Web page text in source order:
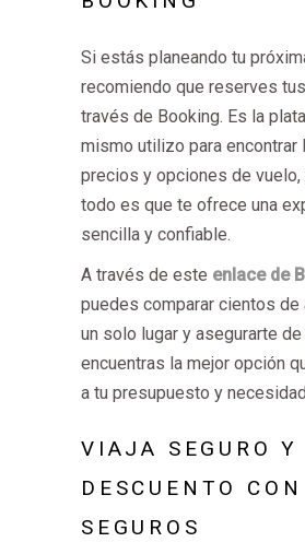
Si estás planeando tu
recomiendo que reserves
través de Booking. Es la
mismo utilizo para encontrar
precios y opciones de vuelo,
todo es que te ofrece una
sencilla y confiable.
A través de este enlace de
puedes comparar cientos de
un solo lugar y asegurarte de
encuentras la mejor opción
a tu presupuesto y
VIAJA SEGURO Y
DESCUENTO
SEGUROS